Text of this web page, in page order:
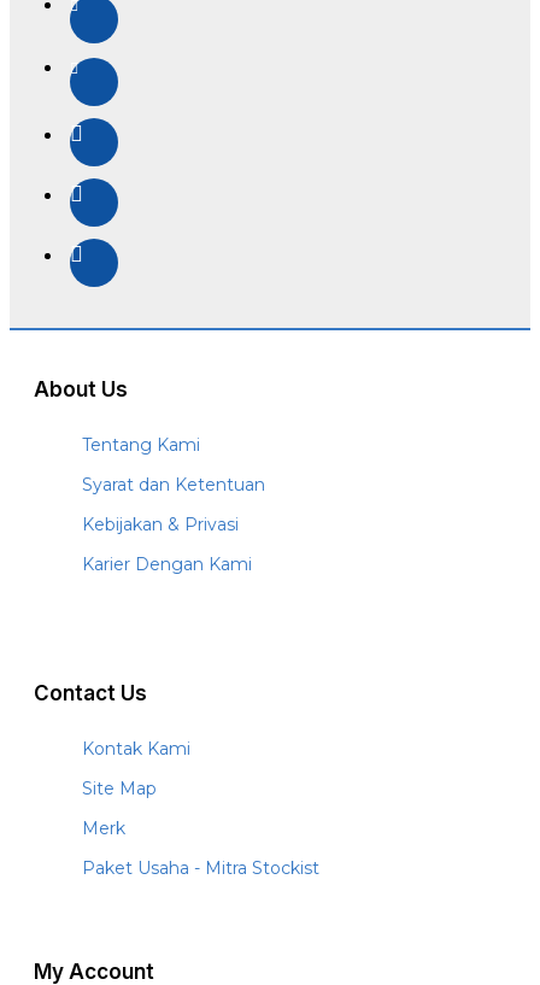
About Us
Tentang Kami
Syarat dan Ketentuan
Kebijakan & Privasi
Karier Dengan Kami
Contact Us
Kontak Kami
Site Map
Merk
Paket Usaha - Mitra Stockist
My Account